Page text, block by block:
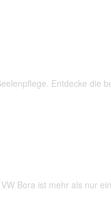
Entdecke die
Bora ist mehr als nur